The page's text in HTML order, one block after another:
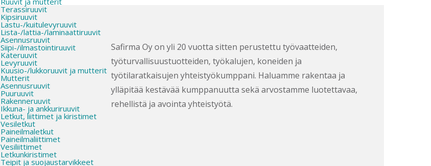
Terassiruuvit
Kipsiruuvit
Lastu-/kuitulevyruuvit
Lista-/lattia-/laminaattiruuvit
Asennusruuvit
Siipi-/ilmastointiruuvit
Kateruuvit
Levyruuvit
Kuusio-/lukkoruuvit ja mutterit
Mutterit
Asennusruuvit
Puuruuvit
Rakenneruuvit
Ikkuna- ja ankkuriruuvit
Letkut, liittimet ja kiristimet
Vesiletkut
Paineilmaletkut
Paineilmaliittimet
Vesiliittimet
Letkunkiristimet
Teipit ja suojaustarvikkeet
Safirma Oy on yli 20 vuotta sitten perustettu työvaatteiden,
työturvallisuustuotteiden, työkalujen, koneiden ja
työtilaratkaisujen yhteistyökumppani. Haluamme rakentaa ja
ylläpitää kestävää kumppanuutta sekä arvostamme luotettavaa,
rehellistä ja avointa yhteistyötä.